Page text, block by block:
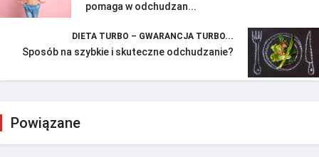
pomaga w odchudzan...
DIETA TURBO – GWARANCJA TURBO...
Sposób na szybkie i skuteczne odchudzanie?
Powiązane